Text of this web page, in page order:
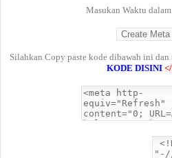
Masukan Waktu
Silahkan Copy paste kode dibawah ini dan
KODE DISINI